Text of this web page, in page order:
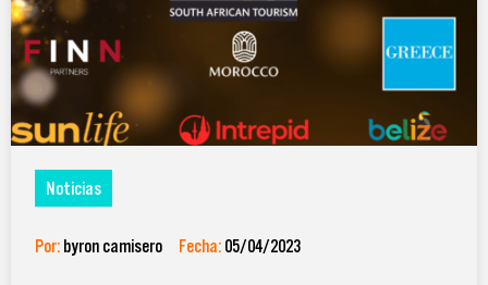
Noticias
Por: byron camisero Fecha: 05/04/2023